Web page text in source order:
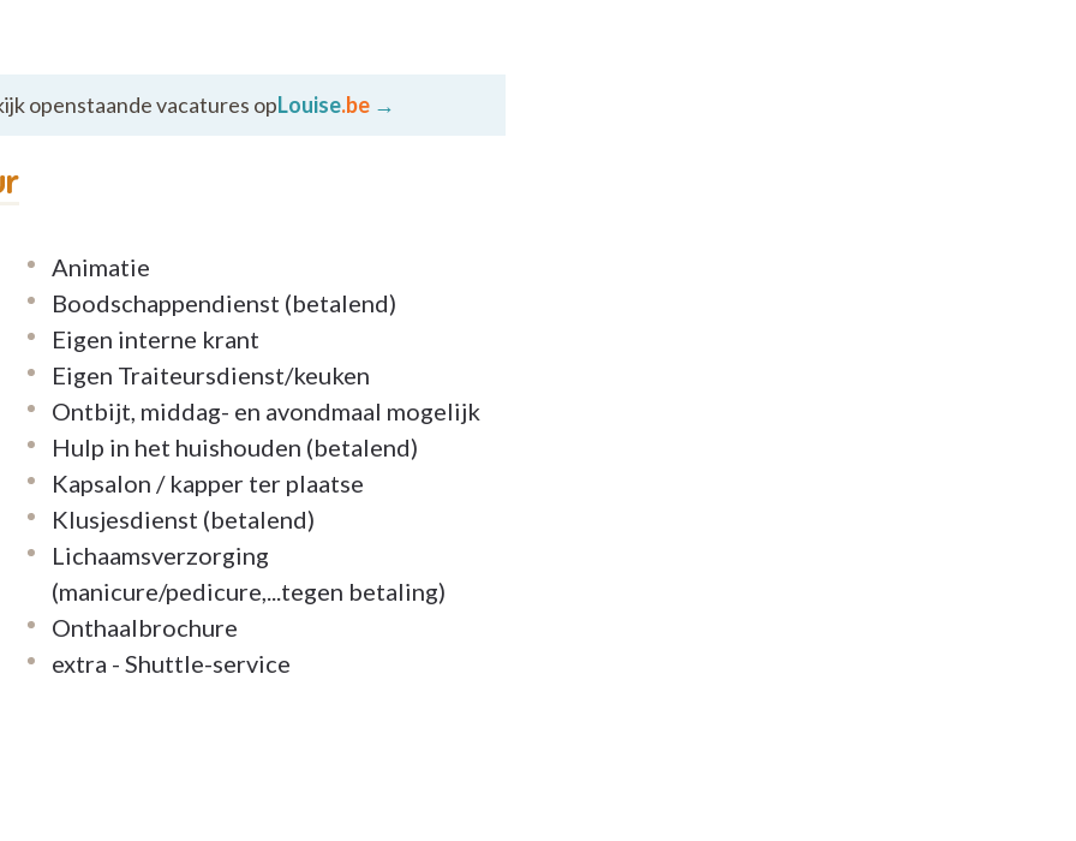
in de oudheid beschreven en legde de
zijn. De zee heeft daarenboven vijf
horizon, het baden in zeewater, het lopen
om u hiervan te laten genieten.
relaxen in de jacuzzi, genieten van de
of zalig neervlijen voor een
de revalidatie en de dagelijkse
kinesitherapie. Van hersengymnastiek tot
uw dag. Om naar de kapper te gaan
een uniek zicht op de zee of op het
openstaande vacatures opLouise.be →
Animatie
Boodschappendienst (betalend)
Eigen interne krant
Eigen Traiteursdienst/keuken
Ontbijt, middag- en avondmaal mogelijk
Hulp in het huishouden (betalend)
Kapsalon / kapper ter plaatse
Klusjesdienst (betalend)
Lichaamsverzorging
(manicure/pedicure,...tegen betaling)
Onthaalbrochure
extra - Shuttle-service